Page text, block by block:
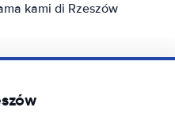
kami di Rzeszów